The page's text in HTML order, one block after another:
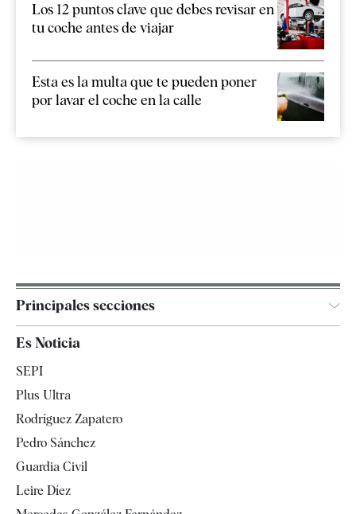
Los 12 puntos clave que debes revisar en
tu coche antes de viajar
Esta es la multa que te pueden poner
por lavar el coche en la calle
Principales secciones
España
Televisión
Es Noticia
SEPI
Plus Ultra
Rodríguez Zapatero
Pedro Sánchez
Guardia Civil
Leire Díez